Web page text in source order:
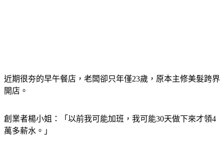
近期很夯的早午餐店，老闆卻只年僅23歲，原本主修美髮跨界
開店。
創業者楊小姐：「以前我可能加班，我可能30天做下來才領4
萬多薪水。」